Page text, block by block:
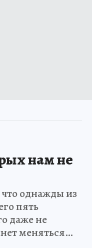
нам не
однажды из
пять
даже не
меняться…